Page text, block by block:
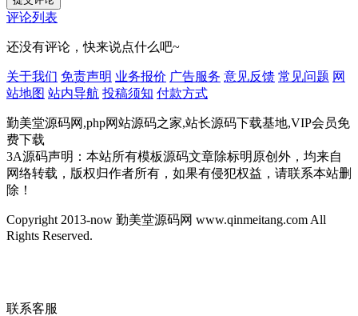
评论列表
还没有评论，快来说点什么吧~
关于我们 免责声明 业务报价 广告服务 意见反馈 常见问题 网
站地图 站内导航 投稿须知 付款方式
勤美堂源码网,php网站源码之家,站长源码下载基地,VIP会员免
费下载
3A源码声明：本站所有模板源码文章除标明原创外，均来自
网络转载，版权归作者所有，如果有侵犯权益，请联系本站删
除！
Copyright 2013-now 勤美堂源码网 www.qinmeitang.com All
Rights Reserved.
联系客服